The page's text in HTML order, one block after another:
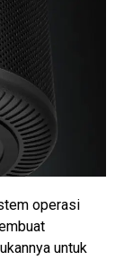
operasi
untuk